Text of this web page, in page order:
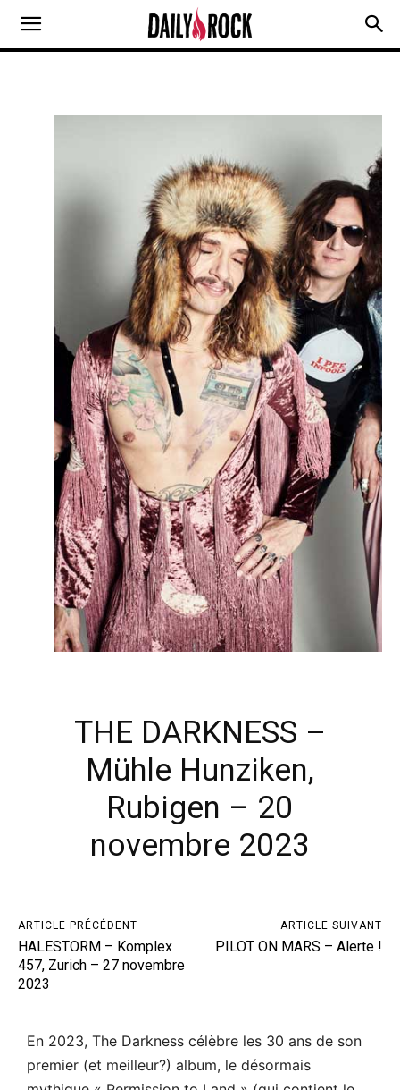
THE DARKNESS –
Mühle Hunziken,
Rubigen – 20
novembre 2023
ARTICLE PRÉCÉDENT
HALESTORM – Komplex
457, Zurich – 27 novembre
2023
ARTICLE SUIVANT
PILOT ON MARS – Alerte !
En 2023, The Darkness célèbre les 30 ans de son
premier (et meilleur?) album, le désormais